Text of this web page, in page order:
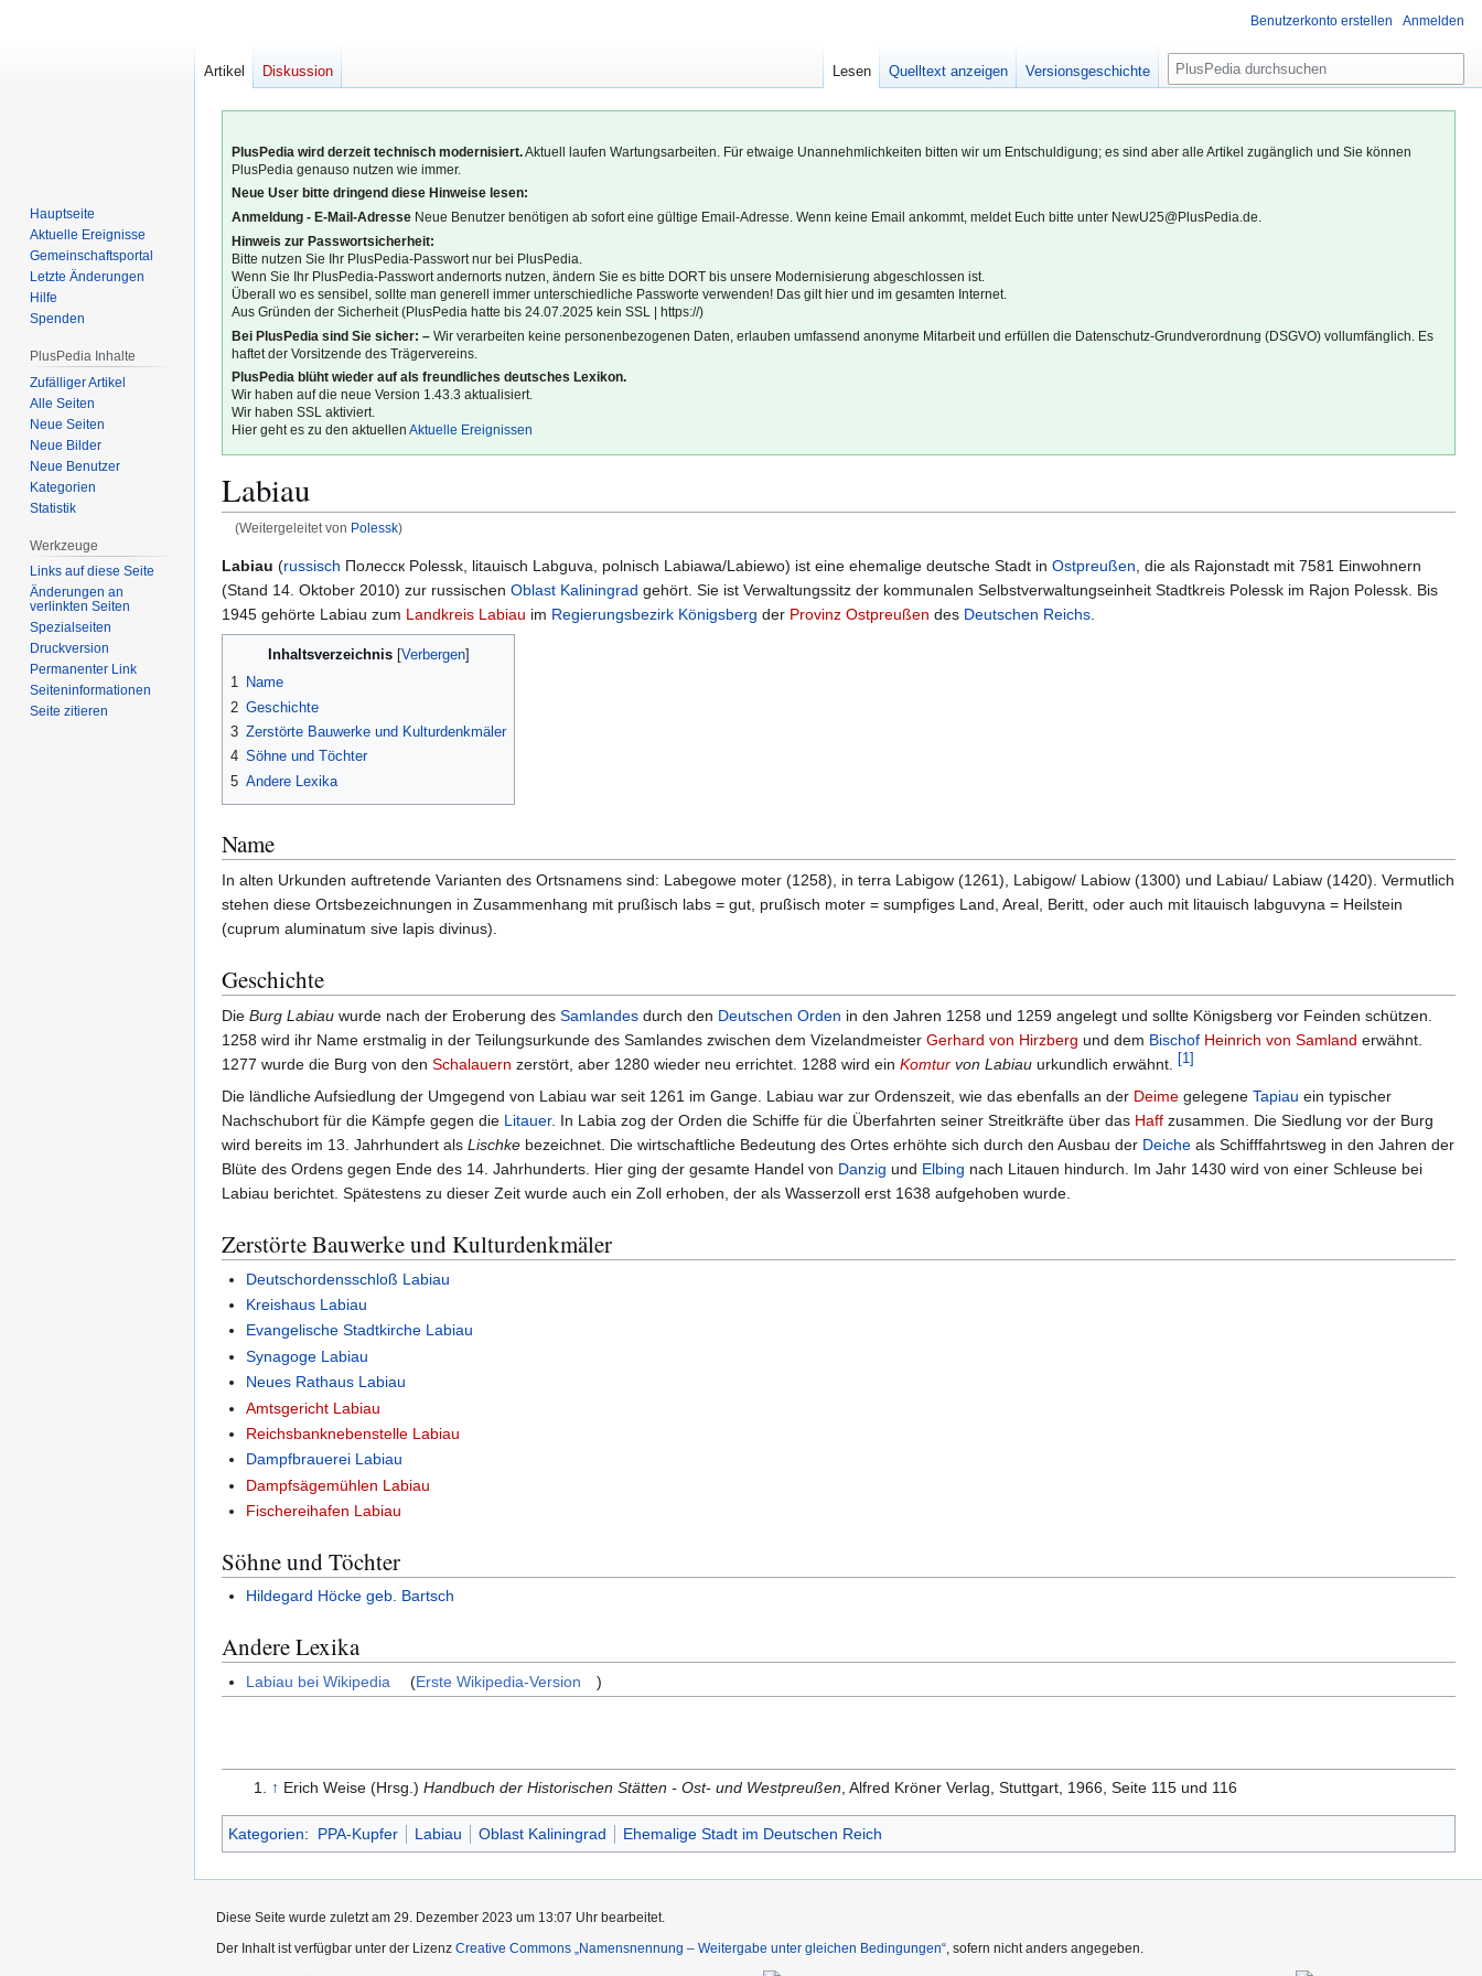
PlusPedia wird derzeit technisch modernisiert.Aktuell laufen Wartungsarbeiten. Für etwaige Unannehmlichkeiten bitten wir um Entschuldigung; es sind aber alle Artikel zugänglich und Sie können
PlusPedia genauso nutzen wie immer.
Neue User bitte dringend diese Hinweise lesen:
Anmeldung - E-Mail-Adresse Neue Benutzer benötigen ab sofort eine gültige Email-Adresse. Wenn keine Email ankommt, meldet Euch bitte unter NewU25@PlusPedia.de.
Hinweis zur Passwortsicherheit:
Bitte nutzen Sie Ihr PlusPedia-Passwort nur bei PlusPedia.
Wenn Sie Ihr PlusPedia-Passwort andernorts nutzen, ändern Sie es bitte DORT bis unsere Modernisierung abgeschlossen ist.
Überall wo es sensibel, sollte man generell immer unterschiedliche Passworte verwenden! Das gilt hier und im gesamten Internet.
Aus Gründen der Sicherheit (PlusPedia hatte bis 24.07.2025 kein SSL | https://)
Bei PlusPedia sind Sie sicher: – Wir verarbeiten keine personenbezogenen Daten, erlauben umfassend anonyme Mitarbeit und erfüllen die Datenschutz-Grundverordnung (DSGVO) vollumfänglich. Es
haftet der Vorsitzende des Trägervereins.
PlusPedia blüht wieder auf als freundliches deutsches Lexikon.
Wir haben auf die neue Version 1.43.3 aktualisiert.
Wir haben SSL aktiviert.
Hier geht es zu den aktuellenAktuelle Ereignissen
Labiau
(Weitergeleitet von Polessk)
Zur
Navigation
springen
Zur
Suche
springen
Labiau (russisch Полесск Polessk, litauisch Labguva, polnisch Labiawa/Labiewo) ist eine ehemalige deutsche Stadt in Ostpreußen, die als Rajonstadt mit 7581 Einwohnern
(Stand 14. Oktober 2010) zur russischen Oblast Kaliningrad gehört. Sie ist Verwaltungssitz der kommunalen Selbstverwaltungseinheit Stadtkreis Polessk im Rajon Polessk. Bis
1945 gehörte Labiau zum Landkreis Labiau im Regierungsbezirk Königsberg der Provinz Ostpreußen des Deutschen Reichs.
Inhaltsverzeichnis
1 Name
2 Geschichte
3 Zerstörte Bauwerke und Kulturdenkmäler
4 Söhne und Töchter
5 Andere Lexika
Name
In alten Urkunden auftretende Varianten des Ortsnamens sind: Labegowe moter (1258), in terra Labigow (1261), Labigow/ Labiow (1300) und Labiau/ Labiaw (1420). Vermutlich
stehen diese Ortsbezeichnungen in Zusammenhang mit prußisch labs = gut, prußisch moter = sumpfiges Land, Areal, Beritt, oder auch mit litauisch labguvyna = Heilstein
(cuprum aluminatum sive lapis divinus).
Geschichte
Die Burg Labiau wurde nach der Eroberung des Samlandes durch den Deutschen Orden in den Jahren 1258 und 1259 angelegt und sollte Königsberg vor Feinden schützen.
1258 wird ihr Name erstmalig in der Teilungsurkunde des Samlandes zwischen dem Vizelandmeister Gerhard von Hirzberg und dem Bischof Heinrich von Samland erwähnt.
1277 wurde die Burg von den Schalauern zerstört, aber 1280 wieder neu errichtet. 1288 wird ein Komtur von Labiau urkundlich erwähnt. [1]
Die ländliche Aufsiedlung der Umgegend von Labiau war seit 1261 im Gange. Labiau war zur Ordenszeit, wie das ebenfalls an der Deime gelegene Tapiau ein typischer
Nachschubort für die Kämpfe gegen die Litauer. In Labia zog der Orden die Schiffe für die Überfahrten seiner Streitkräfte über das Haff zusammen. Die Siedlung vor der Burg
wird bereits im 13. Jahrhundert als Lischke bezeichnet. Die wirtschaftliche Bedeutung des Ortes erhöhte sich durch den Ausbau der Deiche als Schifffahrtsweg in den Jahren der
Blüte des Ordens gegen Ende des 14. Jahrhunderts. Hier ging der gesamte Handel von Danzig und Elbing nach Litauen hindurch. Im Jahr 1430 wird von einer Schleuse bei
Labiau berichtet. Spätestens zu dieser Zeit wurde auch ein Zoll erhoben, der als Wasserzoll erst 1638 aufgehoben wurde.
Zerstörte Bauwerke und Kulturdenkmäler
Deutschordensschloß Labiau
Kreishaus Labiau
Evangelische Stadtkirche Labiau
Synagoge Labiau
Neues Rathaus Labiau
Amtsgericht Labiau
Reichsbanknebenstelle Labiau
Dampfbrauerei Labiau
Dampfsägemühlen Labiau
Fischereihafen Labiau
Söhne und Töchter
Hildegard Höcke geb. Bartsch
Andere Lexika
Labiau bei Wikipedia (Erste Wikipedia-Version )
↑ Erich Weise (Hrsg.) Handbuch der Historischen Stätten - Ost- und Westpreußen , Alfred Kröner Verlag, Stuttgart, 1966, Seite 115 und 116
Kategorien: PPA-Kupfer Labiau Oblast Kaliningrad Ehemalige Stadt im Deutschen Reich
Benutzerkonto erstellen Anmelden
Artikel Diskussion Lesen Quelltext anzeigen Versionsgeschichte
S
u
c
e
Hauptseite
Aktuelle Ereignisse
Gemeinschafts­portal
Letzte Änderungen
Hilfe
Spenden
PlusPedia Inhalte
Zufälliger Artikel
Alle Seiten
Neue Seiten
Neue Bilder
Neue Benutzer
Kategorien
Statistik
Werkzeuge
Links auf diese Seite
Änderungen an
verlinkten Seiten
Spezialseiten
Druckversion
Permanenter Link
Seiten­­informationen
Seite zitieren
Diese Seite wurde zuletzt am 29. Dezember 2023 um 13:07 Uhr bearbeitet.
Der Inhalt ist verfügbar unter der Lizenz Creative Commons „Namensnennung – Weitergabe unter gleichen Bedingungen“ , sofern nicht anders angegeben.